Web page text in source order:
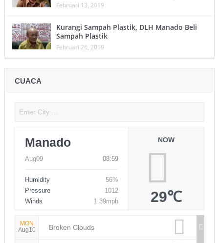
Februari 13, 2019
Kurangi Sampah Plastik, DLH Manado Beli
Sampah Plastik
Februari 26, 2019
CUACA
Manado
Aug09 08:59
Humidity
56%
Pressure
1012
Winds
1.39mph
NOW
29℃
MON
Aug10
Broken Clouds